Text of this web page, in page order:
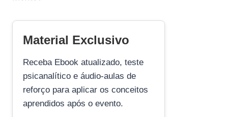
Material Exclusivo
Receba Ebook atualizado, teste
psicanalítico e áudio-aulas de
reforço para aplicar os conceitos
aprendidos após o evento.